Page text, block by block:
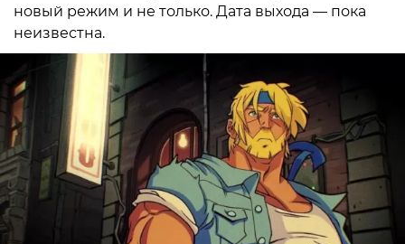
новый режим и не только. Дата выхода — пока
неизвестна.